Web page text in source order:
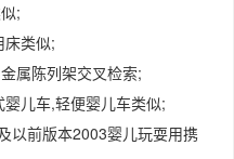
;
类似;
属陈列架交叉检索;
儿车,轻便婴儿车类似;
以前版本2003婴儿玩耍用携